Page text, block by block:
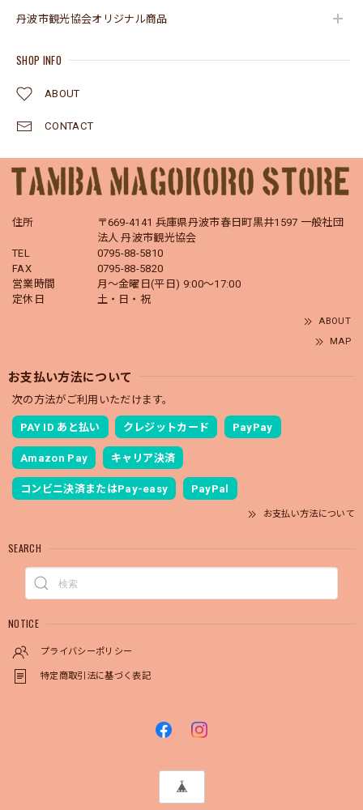
丹波市観光協会オリジナル商品
SHOP INFO
ABOUT
CONTACT
住所
〒669-4141 兵庫県丹波市春日町黒井1597 一般社団
法人 丹波市観光協会
TEL
0795-88-5810
FAX
0795-88-5820
営業時間
月～金曜日(平日) 9:00～17:00
定休日
土・日・祝
ABOUT
MAP
お支払い方法について
次の方法がご利用いただけます。
PAY ID あと払い クレジットカード PayPay
Amazon Pay キャリア決済
コンビニ決済またはPay-easy PayPal
お支払い方法について
SEARCH
NOTICE
プライバシーポリシー
特定商取引法に基づく表記